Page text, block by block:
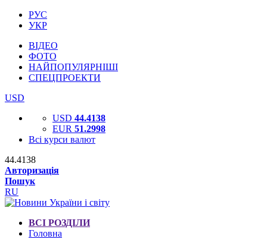
РУС
УКР
ВІДЕО
ФОТО
НАЙПОПУЛЯРНІШІ
СПЕЦПРОЕКТИ
USD
USD 44.4138
EUR 51.2998
Всі курси валют
44.4138
Авторизація
Пошук
RU
ВСІ РОЗДІЛИ
Головна